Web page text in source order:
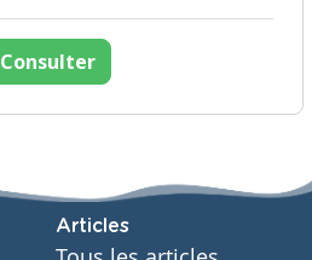
Consulter
Articles